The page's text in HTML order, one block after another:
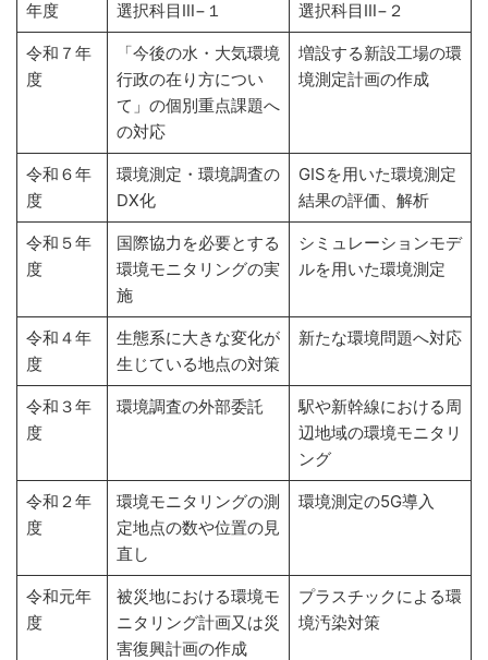
年度 選択科目Ⅲ−１ 選択科目Ⅲ−２
令和７年
度
「今後の水・大気環境
行政の在り方につい
て」の個別重点課題へ
の対応
増設する新設工場の環
境測定計画の作成
令和６年
度
環境測定・環境調査の
DX化
GISを用いた環境測定
結果の評価、解析
令和５年
度
国際協力を必要とする
環境モニタリングの実
施
シミュレーションモデ
ルを用いた環境測定
令和４年
度
生態系に大きな変化が
生じている地点の対策
新たな環境問題へ対応
令和３年
度
環境調査の外部委託
駅や新幹線における周
辺地域の環境モニタリ
ング
令和２年
度
環境モニタリングの測
定地点の数や位置の見
直し
環境測定の5G導入
令和元年
度
被災地における環境モ
ニタリング計画又は災
害復興計画の作成
プラスチックによる環
境汚染対策